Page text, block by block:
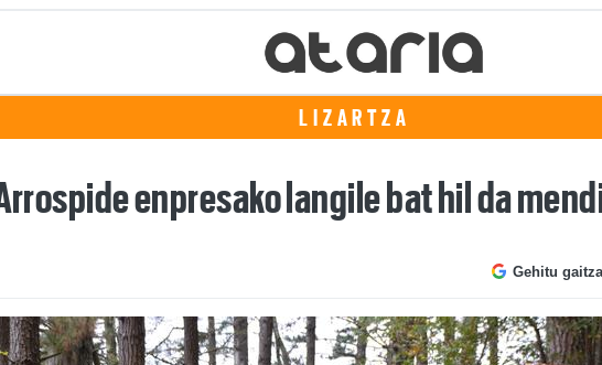
LIZARTZA
enpresako langile bat hil da
Gehitu